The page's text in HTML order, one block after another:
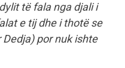
të fala nga djali i
e tij dhe i thotë se
por nuk ishte